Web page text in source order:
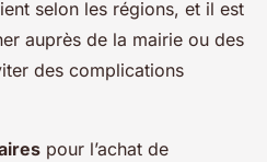
selon les régions, et il est
auprès de la mairie ou des
des complications
pour l’achat de